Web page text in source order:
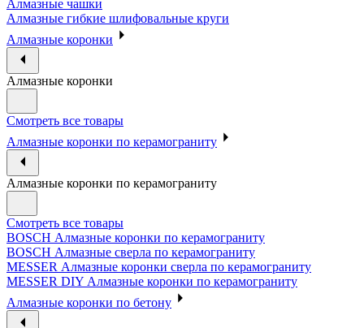
Алмазные чашки
Алмазные гибкие шлифовальные круги
Алмазные коронки
Алмазные коронки
Смотреть все товары
Алмазные коронки по керамограниту
Алмазные коронки по керамограниту
Смотреть все товары
BOSCH Алмазные коронки по керамограниту
BOSCH Алмазные сверла по керамограниту
MESSER Алмазные коронки сверла по керамограниту
MESSER DIY Алмазные коронки по керамограниту
Алмазные коронки по бетону